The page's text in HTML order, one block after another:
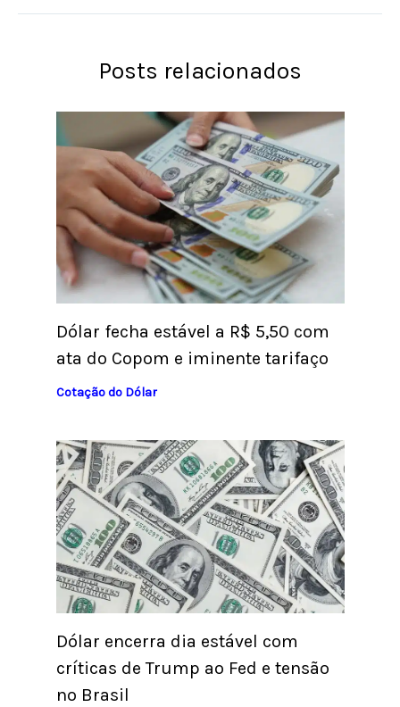
Posts relacionados
Dólar fecha estável a R$ 5,50 com
ata do Copom e iminente tarifaço
Cotação do Dólar
Dólar encerra dia estável com
críticas de Trump ao Fed e tensão
no Brasil